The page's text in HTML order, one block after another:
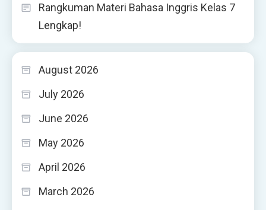
Rangkuman Materi Bahasa Inggris Kelas 7
Lengkap!
August 2026
July 2026
June 2026
May 2026
April 2026
March 2026